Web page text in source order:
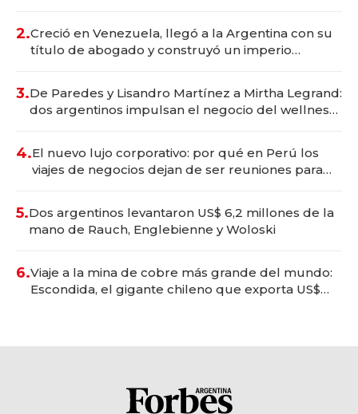
2.Creció en Venezuela, llegó a la Argentina con su
título de abogado y construyó un imperio
3.De Paredes y Lisandro Martínez a Mirtha Legrand:
dos argentinos impulsan el negocio del wellness
4.El nuevo lujo corporativo: por qué en Perú los
viajes de negocios dejan de ser reuniones para
5.Dos argentinos levantaron US$ 6,2 millones de la
mano de Rauch, Englebienne y Woloski
6.Viaje a la mina de cobre más grande del mundo:
Escondida, el gigante chileno que exporta US$